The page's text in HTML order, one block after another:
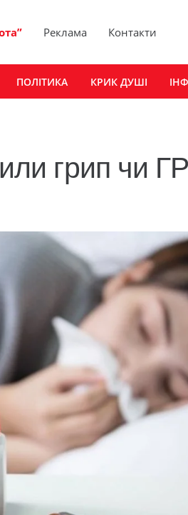
Реклама Контакти
ПОЛІТИКА КРИК ДУШІ
грип чи